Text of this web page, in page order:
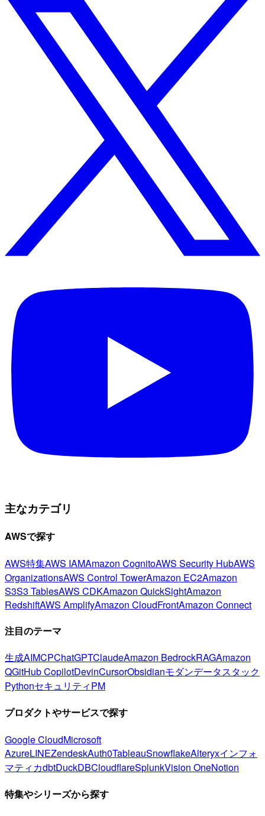
主なカテゴリ
AWSで探す
AWS特集AWS IAMAmazon CognitoAWS Security HubAWS
OrganizationsAWS Control TowerAmazon EC2Amazon
S3S3 TablesAWS CDKAmazon QuickSightAmazon
RedshiftAWS AmplifyAmazon CloudFrontAmazon Connect
注目のテーマ
生成AIMCPChatGPTClaudeAmazon BedrockRAGAmazon
QGitHub CopilotDevinCursorObsidianモダンデータスタック
PythonセキュリティPM
プロダクトやサービスで探す
Google CloudMicrosoft
AzureLINEZendeskAuth0TableauSnowflakeAlteryxインフォ
マティカdbtDuckDBCloudflareSplunkVision OneNotion
特集やシリーズから探す